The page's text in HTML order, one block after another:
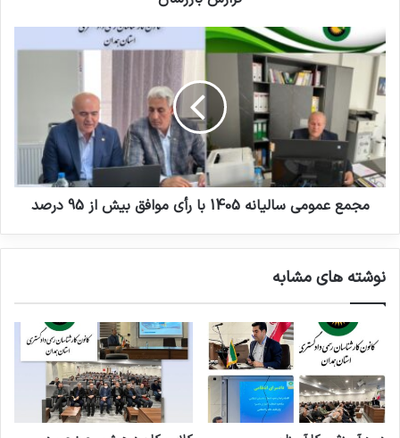
مجمع عمومی سالیانه 1405 با رأی موافق بیش از 95 درصد
نوشته های مشابه